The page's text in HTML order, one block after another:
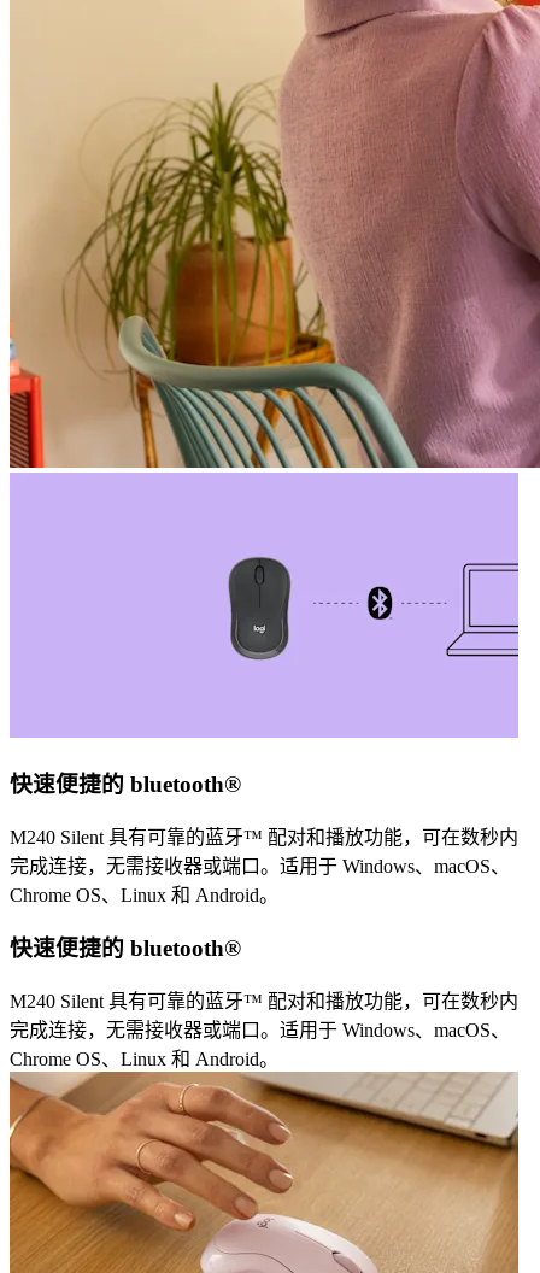
快速便捷的 bluetooth®
M240 Silent 具有可靠的蓝牙™ 配对和播放功能，可在数秒内
完成连接，无需接收器或端口。适用于 Windows、macOS、
Chrome OS、Linux 和 Android。
快速便捷的 bluetooth®
M240 Silent 具有可靠的蓝牙™ 配对和播放功能，可在数秒内
完成连接，无需接收器或端口。适用于 Windows、macOS、
Chrome OS、Linux 和 Android。